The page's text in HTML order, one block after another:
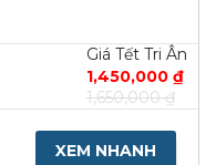
Giá Tết Tri Ân
1,450,000 ₫
1,650,000 ₫
XEM NHANH